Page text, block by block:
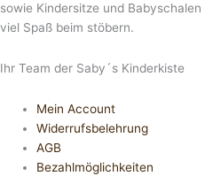
sowie Kindersitze und
viel Spaß beim stöbern.
Ihr Team der Saby´s Kinderkiste
Mein Account
Widerrufsbelehrung
AGB
Bezahlmöglichkeiten